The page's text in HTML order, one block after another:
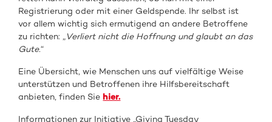
Registrierung oder mit einer Geldspende. Ihr selbst ist
vor allem wichtig sich ermutigend an andere Betroffene
zu richten: „Verliert nicht die Hoffnung und glaubt an das
Gute.“
Eine Übersicht, wie Menschen uns auf vielfältige Weise
unterstützen und Betroffenen ihre Hilfsbereitschaft
anbieten, finden Sie hier.
Informationen zur Initiative „Giving Tuesday